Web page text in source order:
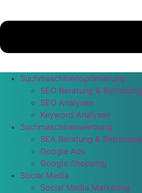
Suchmaschinenoptimierung
SEO Beratung & Betreuung
SEO Analysen
Keyword Analysen
Suchmaschinenwerbung
SEA Beratung & Betreuung
Google Ads
Google Shopping
Social Media
Social Media Marketing